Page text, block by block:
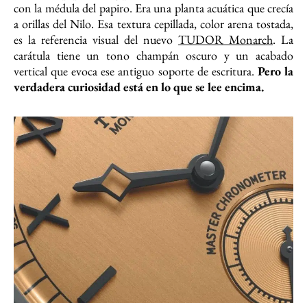
con la médula del papiro. Era una planta acuática que crecía
a orillas del Nilo. Esa textura cepillada, color arena tostada,
es la referencia visual del nuevo TUDOR Monarch. La
carátula tiene un tono champán oscuro y un acabado
vertical que evoca ese antiguo soporte de escritura. Pero la
verdadera curiosidad está en lo que se lee encima.